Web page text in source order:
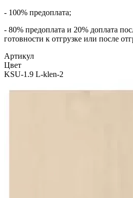
- 100% предоплата;
- 80% предоплата и 20% доплата
готовности к отгрузке или после
Артикул
Цвет
KSU-1.9 L-klen-2